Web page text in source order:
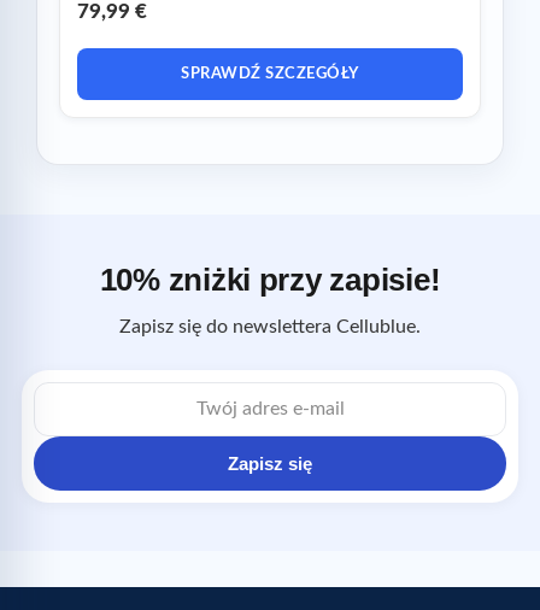
79,99 €
SPRAWDŹ SZCZEGÓŁY
10% zniżki przy zapisie!
Zapisz się do newslettera Cellublue.
Adres
e-
Zapisz się